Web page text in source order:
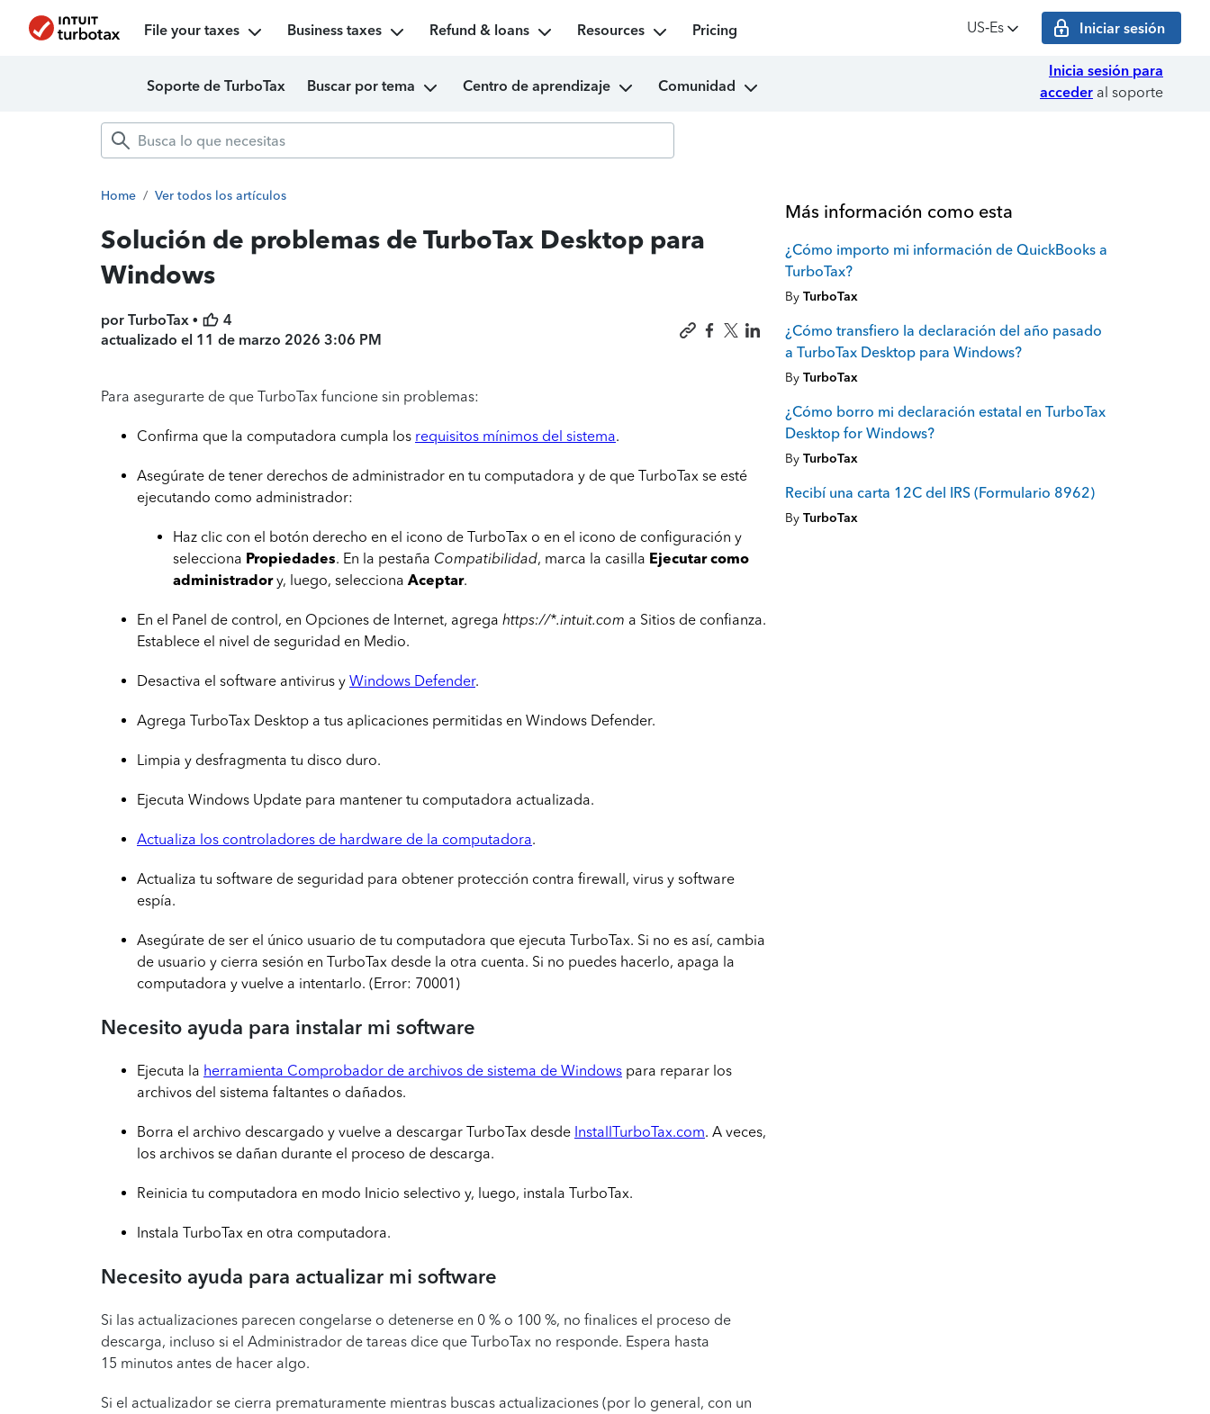
File your taxes Business taxes Refund & loans Resources Pricing US‑Es Iniciar sesión
Soporte de TurboTax Buscar por tema Centro de aprendizaje Comunidad
Inicia sesión para
acceder al soporte
Home / Ver todos los artículos
Solución de problemas de TurboTax Desktop para
Windows
por TurboTax •
4
actualizado el 11 de marzo 2026 3:06 PM
Para asegurarte de que TurboTax funcione sin problemas:
Confirma que la computadora cumpla los requisitos mínimos del sistema.
Asegúrate de tener derechos de administrador en tu computadora y de que TurboTax se esté
ejecutando como administrador:
Haz clic con el botón derecho en el icono de TurboTax o en el icono de configuración y
selecciona Propiedades. En la pestaña Compatibilidad, marca la casilla Ejecutar como
administradory, luego, selecciona Aceptar.
En el Panel de control, en Opciones de Internet, agrega https://*.intuit.com a Sitios de confianza.
Establece el nivel de seguridad en Medio.
Desactiva el software antivirus y Windows Defender.
Agrega TurboTax Desktop a tus aplicaciones permitidas en Windows Defender.
Limpia y desfragmenta tu disco duro.
Ejecuta Windows Update para mantener tu computadora actualizada.
Actualiza los controladores de hardware de la computadora.
Actualiza tu software de seguridad para obtener protección contra firewall, virus y software
espía.
Asegúrate de ser el único usuario de tu computadora que ejecuta TurboTax. Si no es así, cambia
de usuario y cierra sesión en TurboTax desde la otra cuenta. Si no puedes hacerlo, apaga la
computadora y vuelve a intentarlo. (Error: 70001)
Necesito ayuda para instalar mi software
Ejecuta la herramienta Comprobador de archivos de sistema de Windows para reparar los
archivos del sistema faltantes o dañados.
Borra el archivo descargado y vuelve a descargar TurboTax desde InstallTurboTax.com. A veces,
los archivos se dañan durante el proceso de descarga.
Reinicia tu computadora en modo Inicio selectivo y, luego, instala TurboTax.
Instala TurboTax en otra computadora.
Necesito ayuda para actualizar mi software
Si las actualizaciones parecen congelarse o detenerse en 0 % o 100 %, no finalices el proceso de
descarga, incluso si el Administrador de tareas dice que TurboTax no responde. Espera hasta
15 minutos antes de hacer algo.
Si el actualizador se cierra prematuramente mientras buscas actualizaciones (por lo general, con un
Más información como esta
¿Cómo importo mi información de QuickBooks a
TurboTax?
By TurboTax
¿Cómo transfiero la declaración del año pasado
a TurboTax Desktop para Windows?
By TurboTax
¿Cómo borro mi declaración estatal en TurboTax
Desktop for Windows?
By TurboTax
Recibí una carta 12C del IRS (Formulario 8962)
By TurboTax